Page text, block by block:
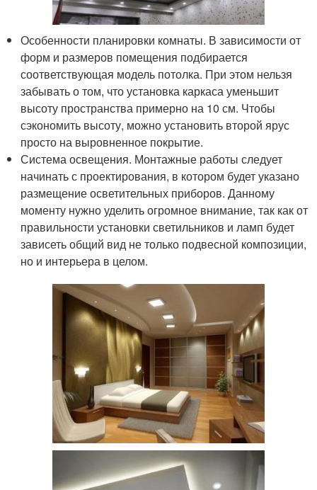
Особенности планировки комнаты. В зависимости от
форм и размеров помещения подбирается
соответствующая модель потолка. При этом нельзя
забывать о том, что установка каркаса уменьшит
высоту пространства примерно на 10 см. Чтобы
сэкономить высоту, можно установить второй ярус
просто на выровненное покрытие.
Система освещения. Монтажные работы следует
начинать с проектирования, в котором будет указано
размещение осветительных приборов. Данному
моменту нужно уделить огромное внимание, так как от
правильности установки светильников и ламп будет
зависеть общий вид не только подвесной композиции,
но и интерьера в целом.